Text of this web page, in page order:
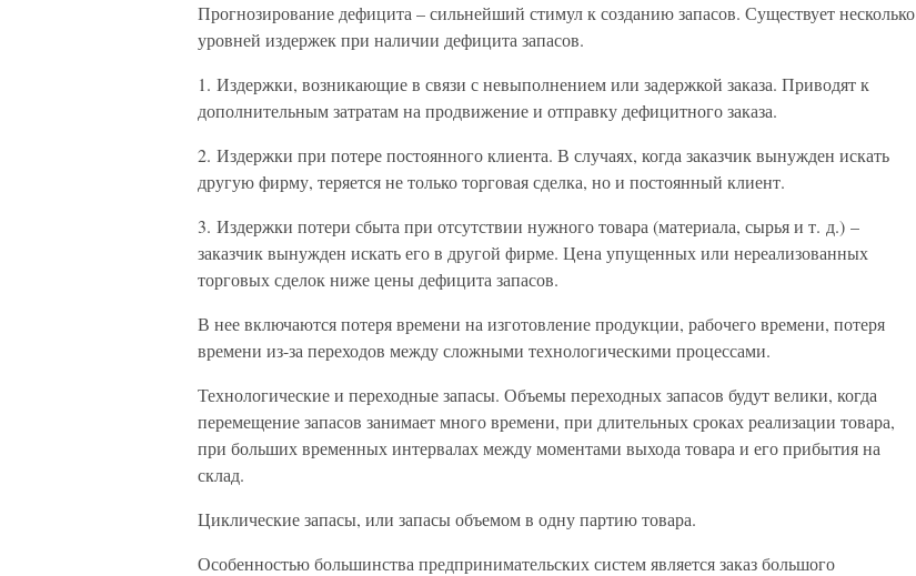
Прогнозирование дефицита – сильнейший стимул к созданию запасов. Существует несколько
уровней издержек при наличии дефицита запасов.
1. Издержки, возникающие в связи с невыполнением или задержкой заказа. Приводят к
дополнительным затратам на продвижение и отправку дефицитного заказа.
2. Издержки при потере постоянного клиента. В случаях, когда заказчик вынужден искать
другую фирму, теряется не только торговая сделка, но и постоянный клиент.
3. Издержки потери сбыта при отсутствии нужного товара (материала, сырья и т. д.) –
заказчик вынужден искать его в другой фирме. Цена упущенных или нереализованных
торговых сделок ниже цены дефицита запасов.
В нее включаются потеря времени на изготовление продукции, рабочего времени, потеря
времени из-за переходов между сложными технологическими процессами.
Технологические и переходные запасы. Объемы переходных запасов будут велики, когда
перемещение запасов занимает много времени, при длительных сроках реализации товара,
при больших временных интервалах между моментами выхода товара и его прибытия на
склад.
Циклические запасы, или запасы объемом в одну партию товара.
Особенностью большинства предпринимательских систем является заказ большого